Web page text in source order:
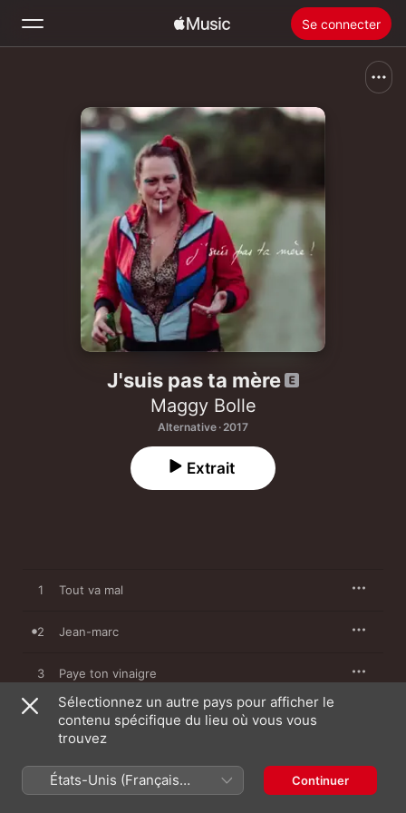
Se connecter
Accueil
Nouveautés
Installer Apple Music
J'suis pas ta mère
Maggy Bolle
Alternative · 2017
Extrait
1 Tout va mal
2 Jean-marc
3 Paye ton vinaigre
4 Beaux pains dans ta gueule
6 Vas-y dis moi
Sélectionnez un autre pays pour afficher le
contenu spécifique du lieu où vous vous
trouvez
États-Unis (Français
France)
Continuer